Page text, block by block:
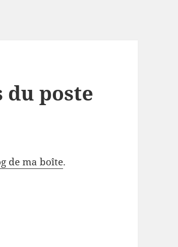
du poste
de ma boîte.
poste de travail libre